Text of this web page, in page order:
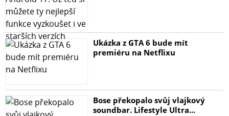
Ukázka z GTA 6 bude mít
premiéru na Netflixu
Bose překopalo svůj vlajkový
soundbar. Lifestyle Ultra...